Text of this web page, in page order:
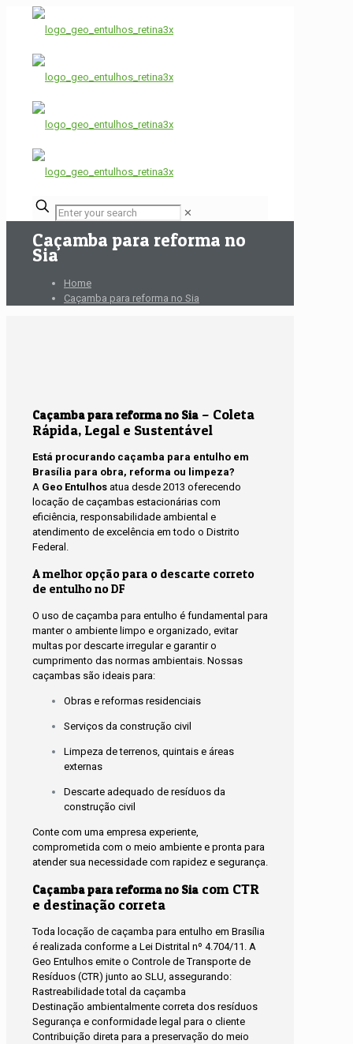
✕
Caçamba para reforma no
Sia
Home
Caçamba para reforma no Sia
Caçamba para reforma no Sia – Coleta
Rápida, Legal e Sustentável
Está procurando caçamba para entulho em
Brasília para obra, reforma ou limpeza?
A Geo Entulhos atua desde 2013 oferecendo
locação de caçambas estacionárias com
eficiência, responsabilidade ambiental e
atendimento de excelência em todo o Distrito
Federal.
A melhor opção para o descarte correto
de entulho no DF
O uso de caçamba para entulho é fundamental para
manter o ambiente limpo e organizado, evitar
multas por descarte irregular e garantir o
cumprimento das normas ambientais. Nossas
caçambas são ideais para:
Obras e reformas residenciais
Serviços da construção civil
Limpeza de terrenos, quintais e áreas
externas
Descarte adequado de resíduos da
construção civil
Conte com uma empresa experiente,
comprometida com o meio ambiente e pronta para
atender sua necessidade com rapidez e segurança.
Caçamba para reforma no Sia com CTR
e destinação correta
Toda locação de caçamba para entulho em Brasília
é realizada conforme a Lei Distrital nº 4.704/11. A
Geo Entulhos emite o Controle de Transporte de
Resíduos (CTR) junto ao SLU, assegurando:
Rastreabilidade total da caçamba
Destinação ambientalmente correta dos resíduos
Segurança e conformidade legal para o cliente
Contribuição direta para a preservação do meio